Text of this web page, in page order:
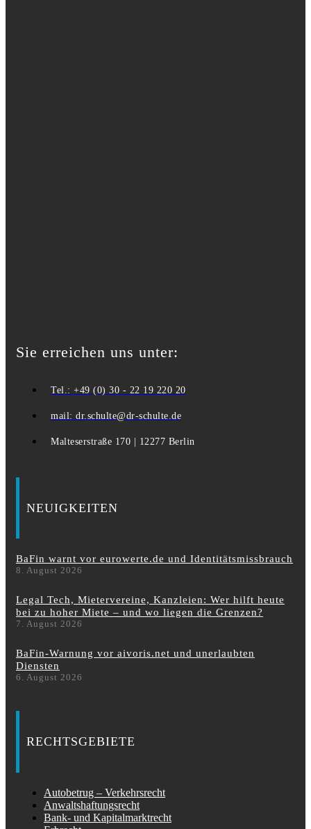
Sie erreichen uns unter:
Tel.: +49 (0) 30 - 22 19 220 20
mail: dr.schulte@dr-schulte.de
Malteserstraße 170 | 12277 Berlin
NEUIGKEITEN
BaFin warnt vor eurowerte.de und Identitätsmissbrauch
8. August 2026
Legal Tech, Mietervereine, Kanzleien: Wer hilft heute
bei zu hoher Miete – und wo liegen die Grenzen?
7. August 2026
BaFin-Warnung vor aivoris.net und unerlaubten
Diensten
6. August 2026
RECHTSGEBIETE
Autobetrug – Verkehrsrecht
Anwaltshaftungsrecht
Bank- und Kapitalmarktrecht